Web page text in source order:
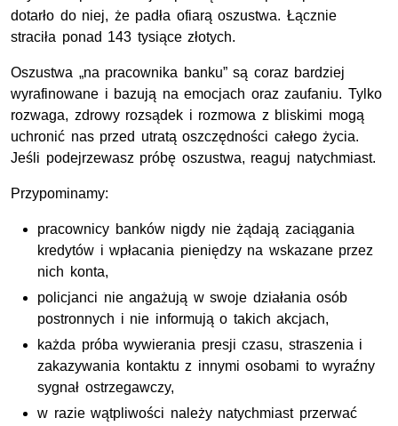
dotarło do niej, że padła ofiarą oszustwa. Łącznie
straciła ponad 143 tysiące złotych.
Oszustwa „na pracownika banku” są coraz bardziej
wyrafinowane i bazują na emocjach oraz zaufaniu. Tylko
rozwaga, zdrowy rozsądek i rozmowa z bliskimi mogą
uchronić nas przed utratą oszczędności całego życia.
Jeśli podejrzewasz próbę oszustwa, reaguj natychmiast.
Przypominamy:
pracownicy banków nigdy nie żądają zaciągania
kredytów i wpłacania pieniędzy na wskazane przez
nich konta,
policjanci nie angażują w swoje działania osób
postronnych i nie informują o takich akcjach,
każda próba wywierania presji czasu, straszenia i
zakazywania kontaktu z innymi osobami to wyraźny
sygnał ostrzegawczy,
w razie wątpliwości należy natychmiast przerwać